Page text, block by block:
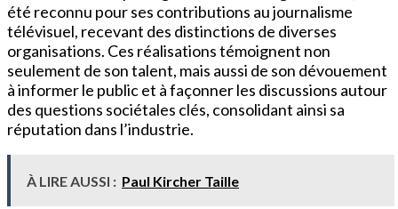
été reconnu pour ses contributions au journalisme
télévisuel, recevant des distinctions de diverses
organisations. Ces réalisations témoignent non
seulement de son talent, mais aussi de son dévouement
à informer le public et à façonner les discussions autour
des questions sociétales clés, consolidant ainsi sa
réputation dans l’industrie.
À LIRE AUSSI : Paul Kircher Taille